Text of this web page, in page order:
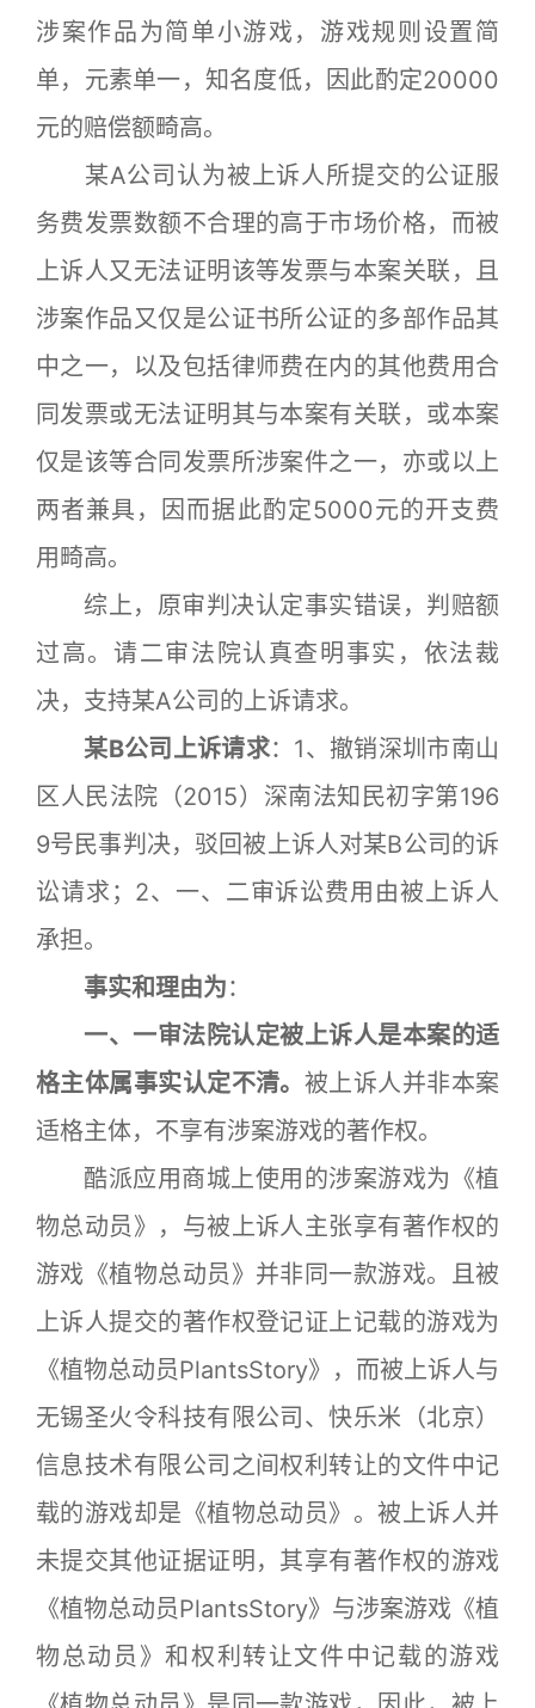
涉案作品为简单小游戏，游戏规则设置简
单，元素单一，知名度低，因此酌定20000
元的赔偿额畸高。
某A公司认为被上诉人所提交的公证服
务费发票数额不合理的高于市场价格，而被
上诉人又无法证明该等发票与本案关联，且
涉案作品又仅是公证书所公证的多部作品其
中之一，以及包括律师费在内的其他费用合
同发票或无法证明其与本案有关联，或本案
仅是该等合同发票所涉案件之一，亦或以上
两者兼具，因而据此酌定5000元的开支费
用畸高。
综上，原审判决认定事实错误，判赔额
过高。请二审法院认真查明事实，依法裁
决，支持某A公司的上诉请求。
某B公司上诉请求：1、撤销深圳市南山
区人民法院（2015）深南法知民初字第196
9号民事判决，驳回被上诉人对某B公司的诉
讼请求；2、一、二审诉讼费用由被上诉人
承担。
事实和理由为：
一、一审法院认定被上诉人是本案的适
格主体属事实认定不清。 被上诉人并非本案
适格主体，不享有涉案游戏的著作权。
酷派应用商城上使用的涉案游戏为《植
物总动员》，与被上诉人主张享有著作权的
游戏《植物总动员》并非同一款游戏。且被
上诉人提交的著作权登记证上记载的游戏为
《植物总动员PlantsStory》，而被上诉人与
无锡圣火令科技有限公司、快乐米（北京）
信息技术有限公司之间权利转让的文件中记
载的游戏却是《植物总动员》。被上诉人并
未提交其他证据证明，其享有著作权的游戏
《植物总动员PlantsStory》与涉案游戏《植
物总动员》和权利转让文件中记载的游戏